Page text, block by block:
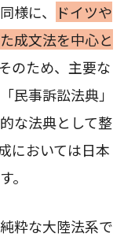
様に、
ドイツや
成文法を中心と
のため、主要な
民事訴訟法典」
な法典として整
においては日本
。
粋な大陸法系で